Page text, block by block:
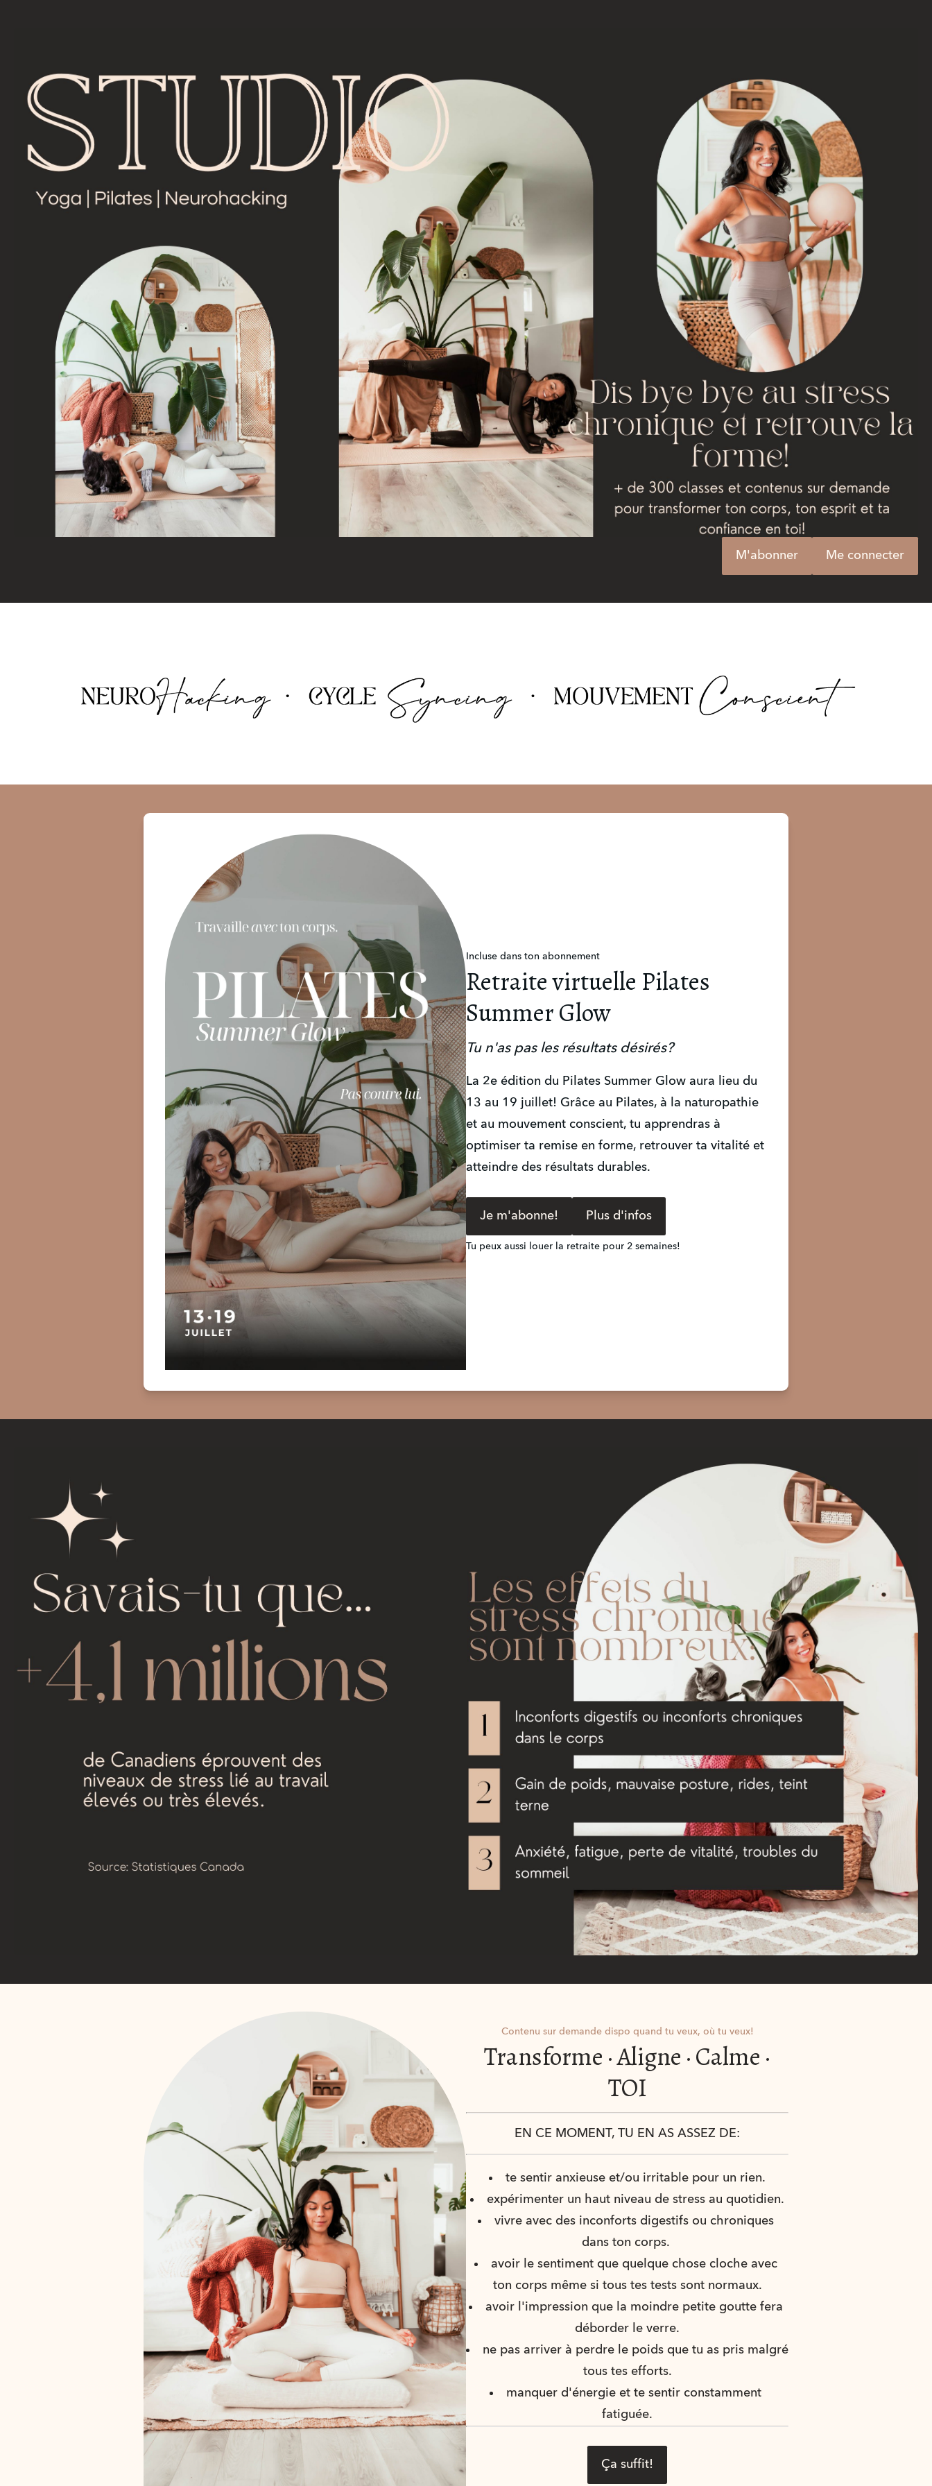
M'abonner Me connecter
Incluse dans ton abonnement
Retraite virtuelle Pilates
Summer Glow
Tu n'as pas les résultats désirés?
La 2e édition du Pilates Summer Glow aura lieu du
13 au 19 juillet! Grâce au Pilates, à la naturopathie
et au mouvement conscient, tu apprendras à
optimiser ta remise en forme, retrouver ta vitalité et
atteindre des résultats durables.
Je m'abonne! Plus d'infos
Tu peux aussi louer la retraite pour 2 semaines!
Contenu sur demande dispo quand tu veux, où tu veux!
Transforme · Aligne · Calme ·
TOI
EN CE MOMENT, TU EN AS ASSEZ DE:
te sentir anxieuse et/ou irritable pour un rien.
expérimenter un haut niveau de stress au quotidien.
vivre avec des inconforts digestifs ou chroniques
dans ton corps.
avoir le sentiment que quelque chose cloche avec
ton corps même si tous tes tests sont normaux.
avoir l'impression que la moindre petite goutte fera
déborder le verre.
ne pas arriver à perdre le poids que tu as pris malgré
tous tes efforts.
manquer d'énergie et te sentir constamment
fatiguée.
Ça suffit!